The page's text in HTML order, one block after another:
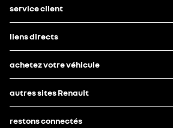
service client
liens directs
achetez votre véhicule
autres sites Renault
restons connectés